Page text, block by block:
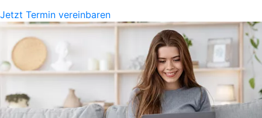
Jetzt Termin vereinbaren